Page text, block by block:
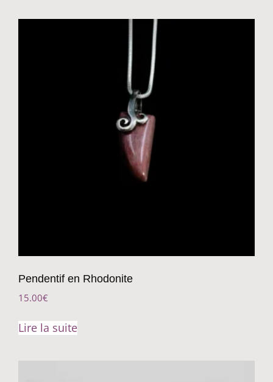
Pendentif en Rhodonite
15.00€
Lire la suite